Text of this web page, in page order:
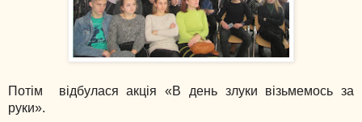
Потім відбулася акція «В день злуки візьмемось за
руки».